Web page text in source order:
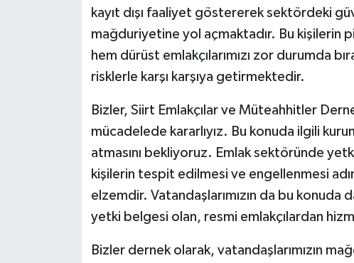
kayıt dışı faaliyet göstererek sektördeki
mağduriyetine yol açmaktadır. Bu kişilerin
hem dürüst emlakçılarımızı zor durumda
risklerle karşı karşıya getirmektedir.
Bizler, Siirt Emlakçılar ve Müteahhitler
mücadelede kararlıyız. Bu konuda ilgili
atmasını bekliyoruz. Emlak sektöründe
kişilerin tespit edilmesi ve engellenmesi
elzemdir. Vatandaşlarımızın da bu konuda
yetki belgesi olan, resmi emlakçılardan
Bizler dernek olarak, vatandaşlarımızın